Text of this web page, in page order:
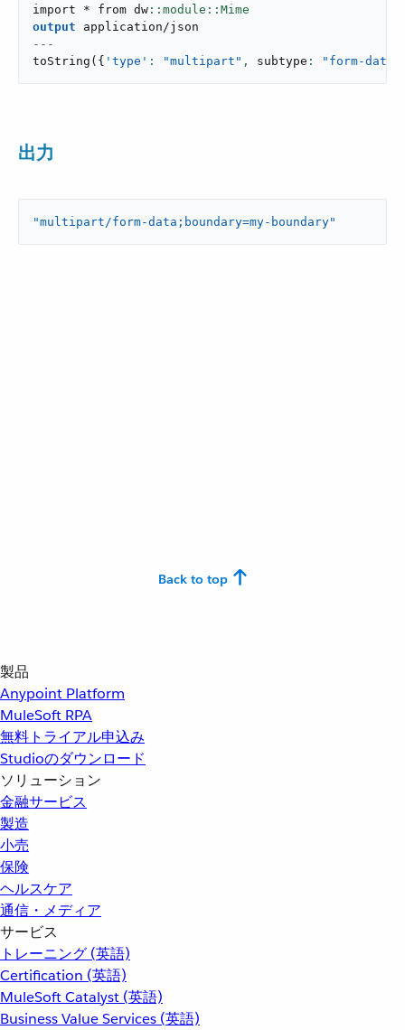
import * from dw
output
application/json
---
toString ( { 'type' : "multipart" , subtype : "form-data"
出力
"multipart/form-data;boundary=my-boundary"
Back to top
製品
Anypoint Platform
MuleSoft RPA
無料トライアル申込み
Studioのダウンロード
ソリューション
金融サービス
製造
小売
保険
ヘルスケア
通信・メディア
サービス
トレーニング (英語)
Certification (英語)
MuleSoft Catalyst (英語)
Business Value Services (英語)